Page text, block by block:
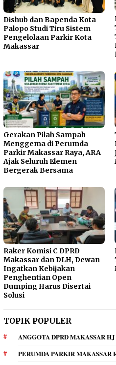
Dishub dan Bapenda Kota
Palopo Studi Tiru Sistem
Pengelolaan Parkir Kota
Makassar
Gerakan Pilah Sampah
Menggema di Perumda
Parkir Makassar Raya, ARA
Ajak Seluruh Elemen
Bergerak Bersama
Raker Komisi C DPRD
Makassar dan DLH, Dewan
Ingatkan Kebijakan
Penghentian Open
Dumping Harus Disertai
Solusi
TOPIK POPULER
ANGGOTA DPRD MAKASSAR
PERUMDA PARKIR MAKASSAR